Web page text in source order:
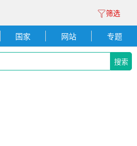
筛选
国家 网站 专题
搜索